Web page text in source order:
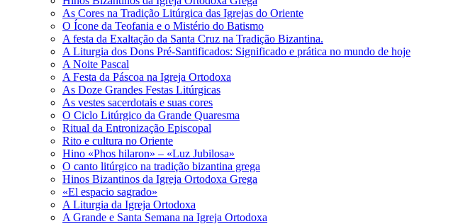
As Cores na Tradição Litúrgica das Igrejas do Oriente
O Ícone da Teofania e o Mistério do Batismo
A festa da Exaltação da Santa Cruz na Tradição Bizantina.
A Liturgia dos Dons Pré-Santificados: Significado e prática no mundo de hoje
A Noite Pascal
A Festa da Páscoa na Igreja Ortodoxa
As Doze Grandes Festas Litúrgicas
As vestes sacerdotais e suas cores
O Ciclo Litúrgico da Grande Quaresma
Ritual da Entronização Episcopal
Rito e cultura no Oriente
Hino «Phos hilaron» – «Luz Jubilosa»
O canto litúrgico na tradição bizantina grega
Hinos Bizantinos da Igreja Ortodoxa Grega
«El espacio sagrado»
A Liturgia da Igreja Ortodoxa
A Grande e Santa Semana na Igreja Ortodoxa